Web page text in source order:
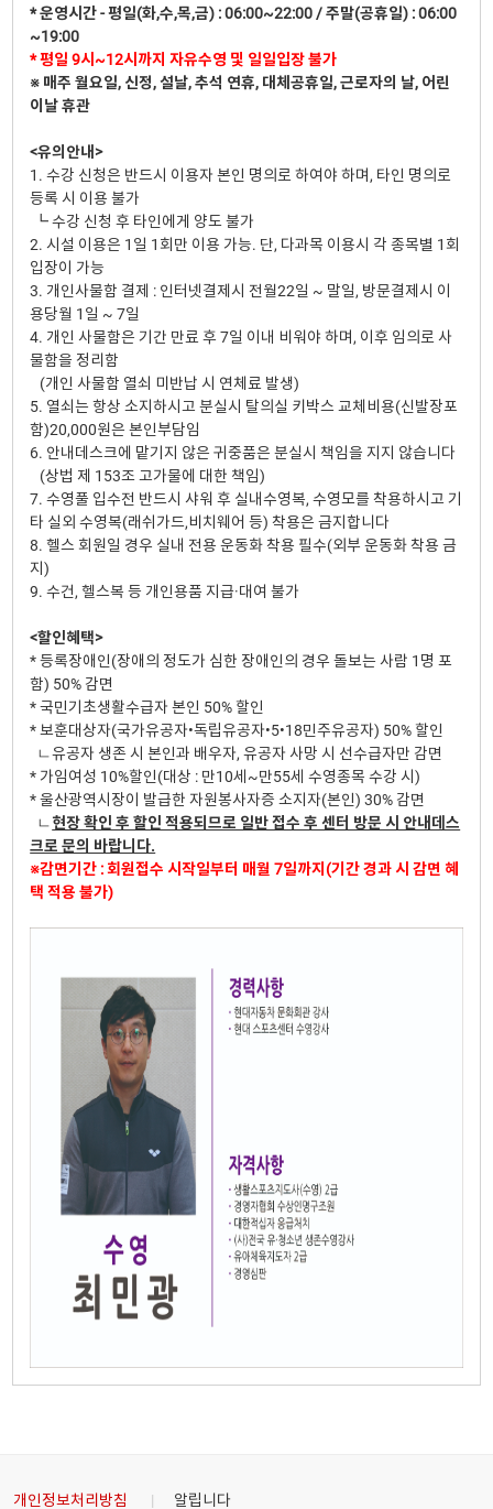
* 운영시간 - 평일(화,수,목,금) : 06:00~22:00 / 주말(공휴일) : 06:00
~19:00
* 평일 9시~12시까지 자유수영 및 일일입장 불가
※ 매주 월요일, 신정, 설날, 추석 연휴, 대체공휴일, 근로자의 날, 어린
이날 휴관
<유의안내>
1. 수강 신청은 반드시 이용자 본인 명의로 하여야 하며, 타인 명의로
등록 시 이용 불가
┗ 수강 신청 후 타인에게 양도 불가
2. 시설 이용은 1일 1회만 이용 가능. 단, 다과목 이용시 각 종목별 1회
입장이 가능
3. 개인사물함 결제 : 인터넷결제시 전월22일 ~ 말일, 방문결제시 이
용당월 1일 ~ 7일
4. 개인 사물함은 기간 만료 후 7일 이내 비워야 하며, 이후 임의로 사
물함을 정리함
(개인 사물함 열쇠 미반납 시 연체료 발생)
5. 열쇠는 항상 소지하시고 분실시 탈의실 키박스 교체비용(신발장포
함)20,000원은 본인부담임
6. 안내데스크에 맡기지 않은 귀중품은 분실시 책임을 지지 않습니다
(상법 제 153조 고가물에 대한 책임)
7. 수영풀 입수전 반드시 샤워 후 실내수영복, 수영모를 착용하시고 기
타 실외 수영복(래쉬가드,비치웨어 등) 착용은 금지합니다
8. 헬스 회원일 경우 실내 전용 운동화 착용 필수(외부 운동화 착용 금
지)
9. 수건, 헬스복 등 개인용품 지급·대여 불가
<할인혜택>
* 등록장애인(장애의 정도가 심한 장애인의 경우 돌보는 사람 1명 포
함) 50% 감면
* 국민기초생활수급자 본인 50% 할인
* 보훈대상자(국가유공자•독립유공자•5•18민주유공자) 50% 할인
ㄴ유공자 생존 시 본인과 배우자, 유공자 사망 시 선수급자만 감면
* 가임여성 10%할인(대상 : 만10세~만55세 수영종목 수강 시)
* 울산광역시장이 발급한 자원봉사자증 소지자(본인) 30% 감면
ㄴ현장 확인 후 할인 적용되므로 일반 접수 후 센터 방문 시 안내데스
크로 문의 바랍니다.
※감면기간 : 회원접수 시작일부터 매월 7일까지(기간 경과 시 감면 혜
택 적용 불가)
개인정보처리방침 알립니다